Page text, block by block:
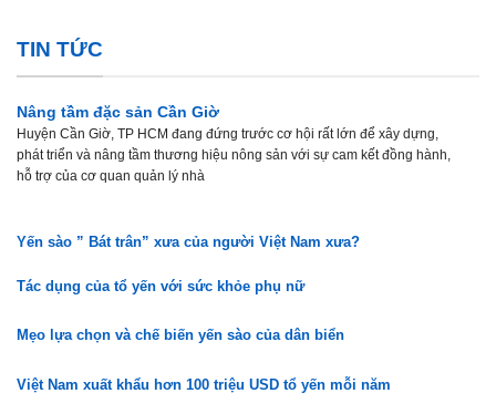
TIN TỨC
Nâng tầm đặc sản Cần Giờ
Huyện Cần Giờ, TP HCM đang đứng trước cơ hội rất lớn để xây dựng,
phát triển và nâng tầm thương hiệu nông sản với sự cam kết đồng hành,
hỗ trợ của cơ quan quản lý nhà
Yến sào ” Bát trân” xưa của người Việt Nam xưa?
Tác dụng của tổ yến với sức khỏe phụ nữ
Mẹo lựa chọn và chế biến yến sào của dân biển
Việt Nam xuất khẩu hơn 100 triệu USD tổ yến mỗi năm